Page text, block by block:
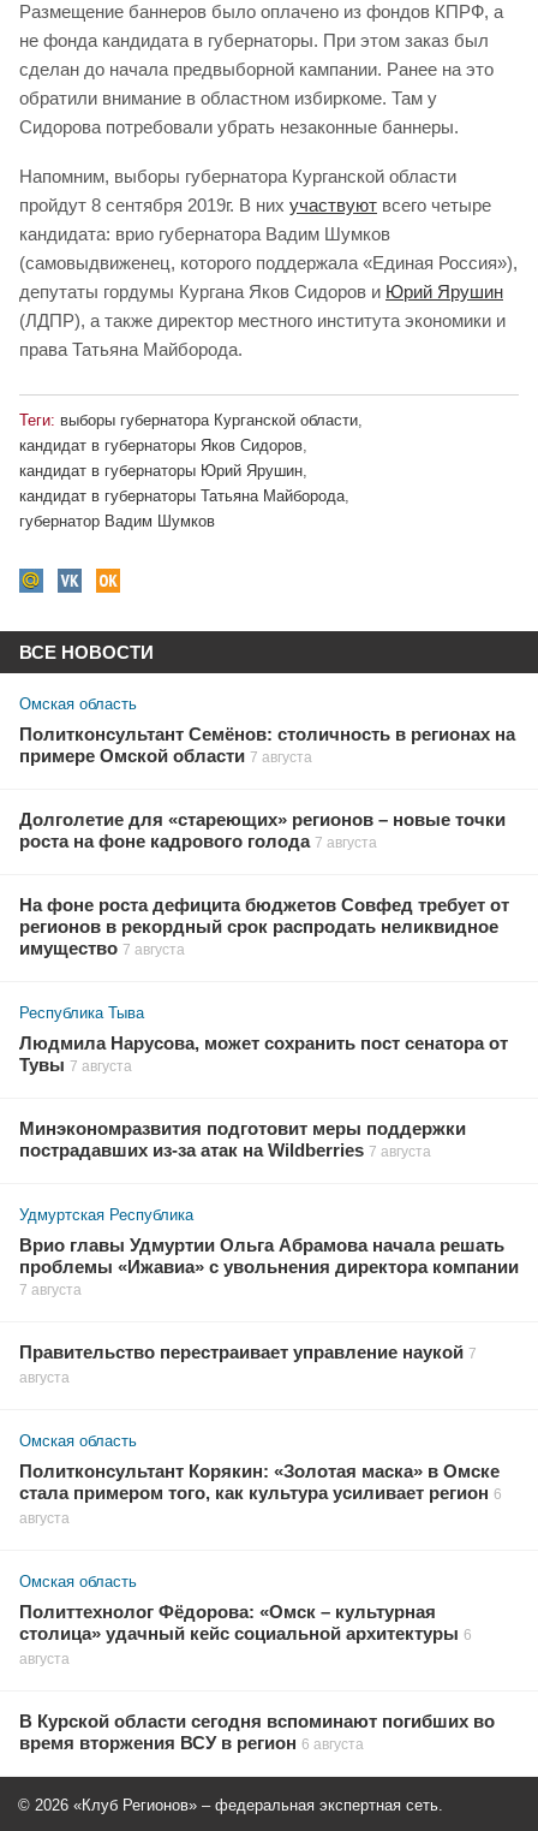
Размещение баннеров было оплачено из фондов КПРФ, а
не фонда кандидата в губернаторы. При этом заказ был
сделан до начала предвыборной кампании. Ранее на это
обратили внимание в областном избиркоме. Там у
Сидорова потребовали убрать незаконные баннеры.
Напомним, выборы губернатора Курганской области
пройдут 8 сентября 2019г. В них участвуют всего четыре
кандидата: врио губернатора Вадим Шумков
(самовыдвиженец, которого поддержала «Единая Россия»),
депутаты гордумы Кургана Яков Сидоров и Юрий Ярушин
(ЛДПР), а также директор местного института экономики и
права Татьяна Майборода.
Теги: выборы губернатора Курганской области
кандидат в губернаторы Яков Сидоров,
кандидат в губернаторы Юрий Ярушин,
кандидат в губернаторы Татьяна Майборода,
губернатор Вадим Шумков
ВСЕ НОВОСТИ
Омская область
Политконсультант Семёнов: столичность в регионах на
примере Омской области 7 августа
Долголетие для «стареющих» регионов – новые точки
роста на фоне кадрового голода 7 августа
На фоне роста дефицита бюджетов Совфед требует от
регионов в рекордный срок распродать неликвидное
имущество 7 августа
Республика Тыва
Людмила Нарусова, может сохранить пост сенатора от
Тувы 7 августа
Минэкономразвития подготовит меры поддержки
пострадавших из-за атак на Wildberries 7 августа
Удмуртская Республика
Врио главы Удмуртии Ольга Абрамова начала решать
проблемы «Ижавиа» с увольнения директора компании
7 августа
Правительство перестраивает управление наукой 7
августа
Омская область
Политконсультант Корякин: «Золотая маска» в Омске
стала примером того, как культура усиливает регион 6
августа
Омская область
Политтехнолог Фёдорова: «Омск – культурная
столица» удачный кейс социальной архитектуры 6
августа
В Курской области сегодня вспоминают погибших во
время вторжения ВСУ в регион 6 августа
© 2026 «Клуб Регионов» – федеральная экспертная сеть.